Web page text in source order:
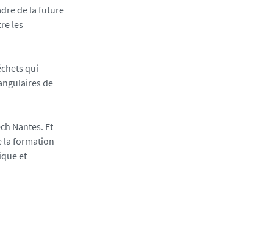
de la future
les
qui
de
Nantes. Et
la formation
et